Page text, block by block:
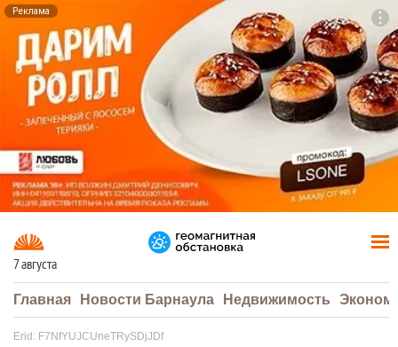
Реклама
7 августа
Главная Новости Барнаула Недвижимость
Erid: F7NfYUJCUneTRySDjJDf